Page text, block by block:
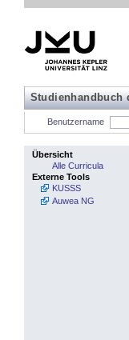
Studienhandbuch
Benutzername
Übersicht
Alle Curricula
Externe Tools
KUSSS
Auwea NG